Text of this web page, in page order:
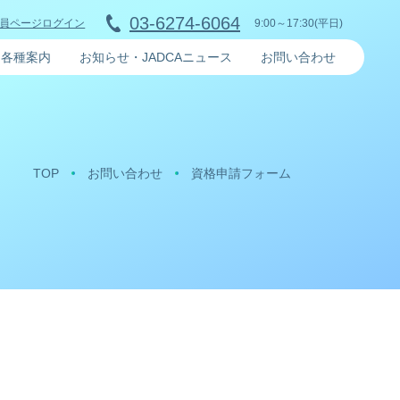
ページログイン 03-6274-6064 9:00～17:30(平日)
各種案内 お知らせ・JADCAニュース お問い合わせ
TOP お問い合わせ 資格申請フォーム